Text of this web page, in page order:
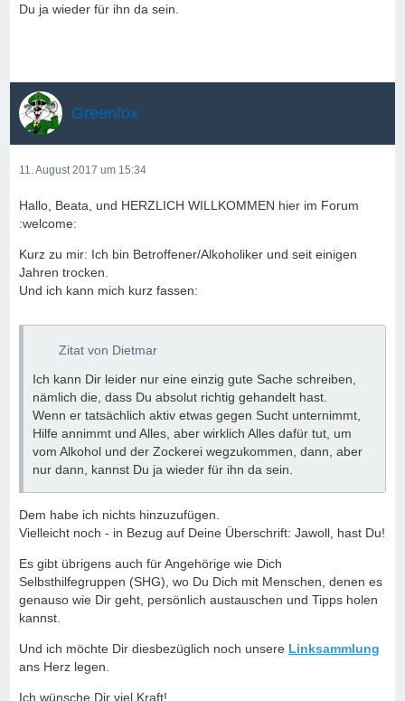
Du ja wieder für ihn da sein.
Greenfox
11. August 2017 um 15:34
Hallo, Beata, und HERZLICH WILLKOMMEN hier im Forum
:welcome:
Kurz zu mir: Ich bin Betroffener/Alkoholiker und seit einigen
Jahren trocken.
Und ich kann mich kurz fassen:
Zitat von Dietmar
Ich kann Dir leider nur eine einzig gute Sache schreiben,
nämlich die, dass Du absolut richtig gehandelt hast.
Wenn er tatsächlich aktiv etwas gegen Sucht unternimmt,
Hilfe annimmt und Alles, aber wirklich Alles dafür tut, um
vom Alkohol und der Zockerei wegzukommen, dann, aber
nur dann, kannst Du ja wieder für ihn da sein.
Dem habe ich nichts hinzuzufügen.
Vielleicht noch - in Bezug auf Deine Überschrift: Jawoll, hast Du!
Es gibt übrigens auch für Angehörige wie Dich
Selbsthilfegruppen (SHG), wo Du Dich mit Menschen, denen es
genauso wie Dir geht, persönlich austauschen und Tipps holen
kannst.
Und ich möchte Dir diesbezüglich noch unsere Linksammlung
ans Herz legen.
Ich wünsche Dir viel Kraft!